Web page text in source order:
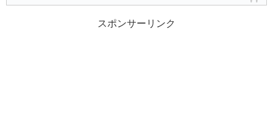
スポンサーリンク